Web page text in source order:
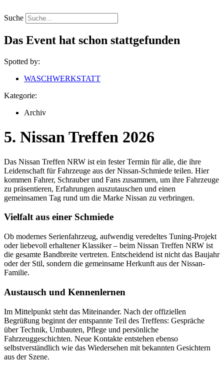
Inhalt
springen
Suche
Das Event hat schon stattgefunden
Spotted by:
WASCHWERKSTATT
Kategorie:
Archiv
5. Nissan Treffen 2026
Das Nissan Treffen NRW ist ein fester Termin für alle, die ihre
Leidenschaft für Fahrzeuge aus der Nissan-Schmiede teilen. Hier
kommen Fahrer, Schrauber und Fans zusammen, um ihre Fahrzeuge
zu präsentieren, Erfahrungen auszutauschen und einen
gemeinsamen Tag rund um die Marke Nissan zu verbringen.
Vielfalt aus einer Schmiede
Ob modernes Serienfahrzeug, aufwendig veredeltes Tuning-Projekt
oder liebevoll erhaltener Klassiker – beim Nissan Treffen NRW ist
die gesamte Bandbreite vertreten. Entscheidend ist nicht das Baujahr
oder der Stil, sondern die gemeinsame Herkunft aus der Nissan-
Familie.
Austausch und Kennenlernen
Im Mittelpunkt steht das Miteinander. Nach der offiziellen
Begrüßung beginnt der entspannte Teil des Treffens: Gespräche
über Technik, Umbauten, Pflege und persönliche
Fahrzeuggeschichten. Neue Kontakte entstehen ebenso
selbstverständlich wie das Wiedersehen mit bekannten Gesichtern
aus der Szene.